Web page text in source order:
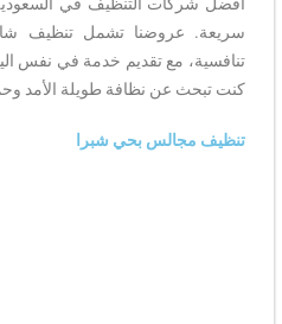
سريعة. عروضنا تشمل تنظيف
تنافسية، مع تقديم خدمة في نفس
كنت تبحث عن نظافة طويلة الأمد
تنظيف مجالس بحي شبرا